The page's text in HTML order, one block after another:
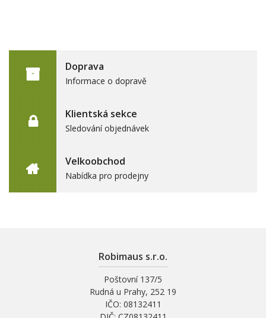
Doprava
Informace o dopravě
Klientská sekce
Sledování objednávek
Velkoobchod
Nabídka pro prodejny
Robimaus s.r.o.
Poštovní 137/5
Rudná u Prahy, 252 19
IČO: 08132411